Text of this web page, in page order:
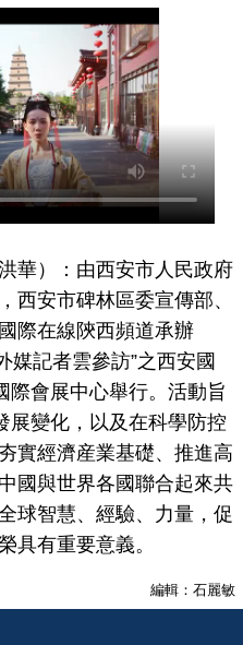
）：由西安市人民政府
西安市碑林區委宣傳部、
際在線陝西頻道承辦
媒記者雲參訪”之西安國
際會展中心舉行。活動旨
展變化，以及在科學防控
實經濟産業基礎、推進高
國與世界各國聯合起來共
球智慧、經驗、力量，促
具有重要意義。
編輯：石麗敏